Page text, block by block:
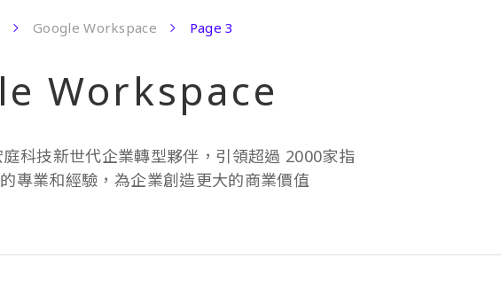
Google Workspace Page 3
Workspace
科技新世代企業轉型夥伴，引領超過 2000家指
專業和經驗，為企業創造更大的商業價值